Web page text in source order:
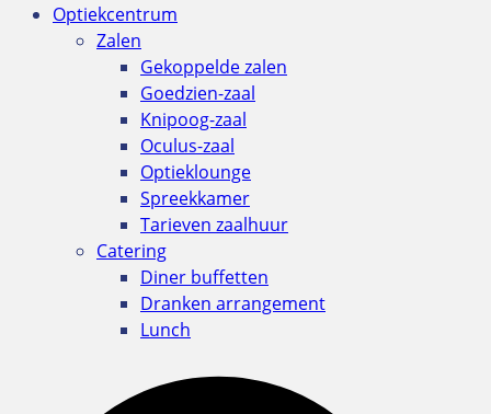
Optiekcentrum
Zalen
Gekoppelde zalen
Goedzien-zaal
Knipoog-zaal
Oculus-zaal
Optieklounge
Spreekkamer
Tarieven zaalhuur
Catering
Diner buffetten
Dranken arrangement
Lunch